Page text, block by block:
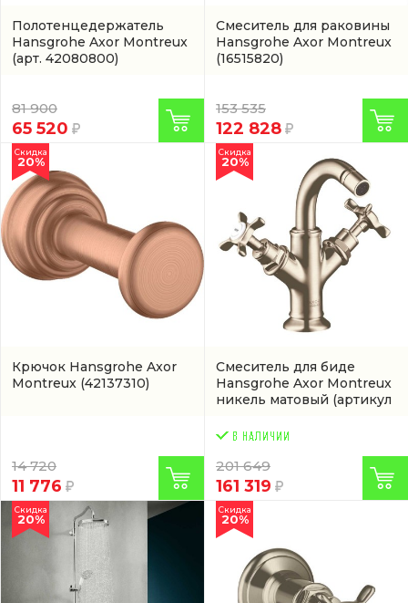
Полотенцедержатель
Hansgrohe Axor Montreux
(арт. 42080800)
81 900
65 520
Смеситель для раковины
Hansgrohe Axor Montreux
(16515820)
153 535
122 828
Крючок Hansgrohe Axor
Montreux (42137310)
Скидка
20%
14 720
11 776
Смеситель для биде
Hansgrohe Axor Montreux
никель матовый (артикул
Скидка
20%
201 649
161 319
Скидка
20%
Скидка
20%